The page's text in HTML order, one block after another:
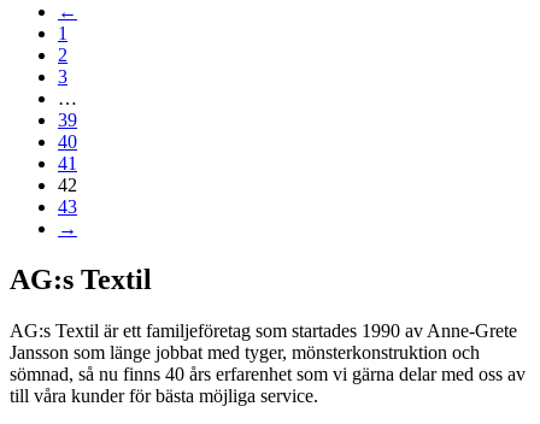
←
1
2
3
…
39
40
41
42
43
→
AG:s Textil
AG:s Textil är ett familjeföretag som startades 1990 av Anne-Grete
Jansson som länge jobbat med tyger, mönsterkonstruktion och
sömnad, så nu finns 40 års erfarenhet som vi gärna delar med oss av
till våra kunder för bästa möjliga service.